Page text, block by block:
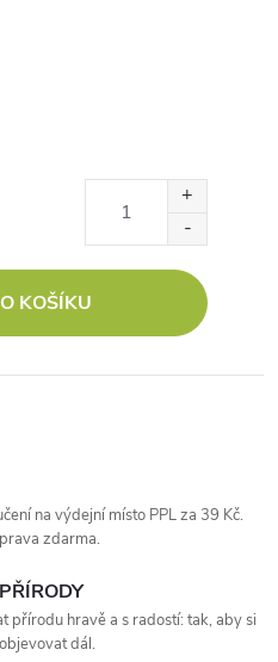
KOŠÍKU
na výdejní místo PPL za 39 Kč.
zdarma.
přírodu hravě a s radostí: tak, aby si
dál.